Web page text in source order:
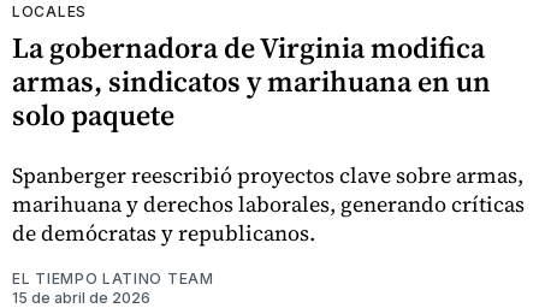
LOCALES
La gobernadora de Virginia modifica
armas, sindicatos y marihuana en un
solo paquete
Spanberger reescribió proyectos clave sobre armas,
marihuana y derechos laborales, generando críticas
de demócratas y republicanos.
EL TIEMPO LATINO TEAM
15 de abril de 2026